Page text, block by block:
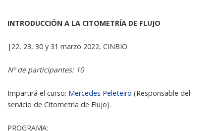
INTRODUCCIÓN A LA CITOMETRÍA DE FLUJO
|22, 23, 30 y 31 marzo 2022, CINBIO
Nº de participantes: 10
Impartirá el curso: Mercedes Peleteiro (Responsable del
servicio de Citometría de Flujo).
PROGRAMA: